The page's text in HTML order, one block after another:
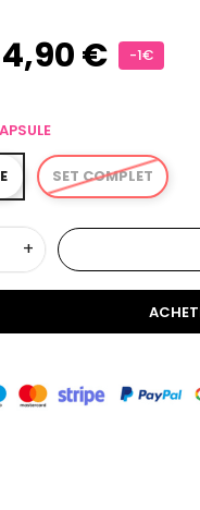
4,90 €
-1€
SET COMPLET
+